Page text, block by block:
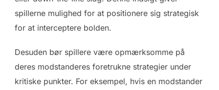
spillerne mulighed for at positionere sig strategisk
for at interceptere bolden.
Desuden bør spillere være opmærksomme på
deres modstanderes foretrukne strategier under
kritiske punkter. For eksempel, hvis en modstander